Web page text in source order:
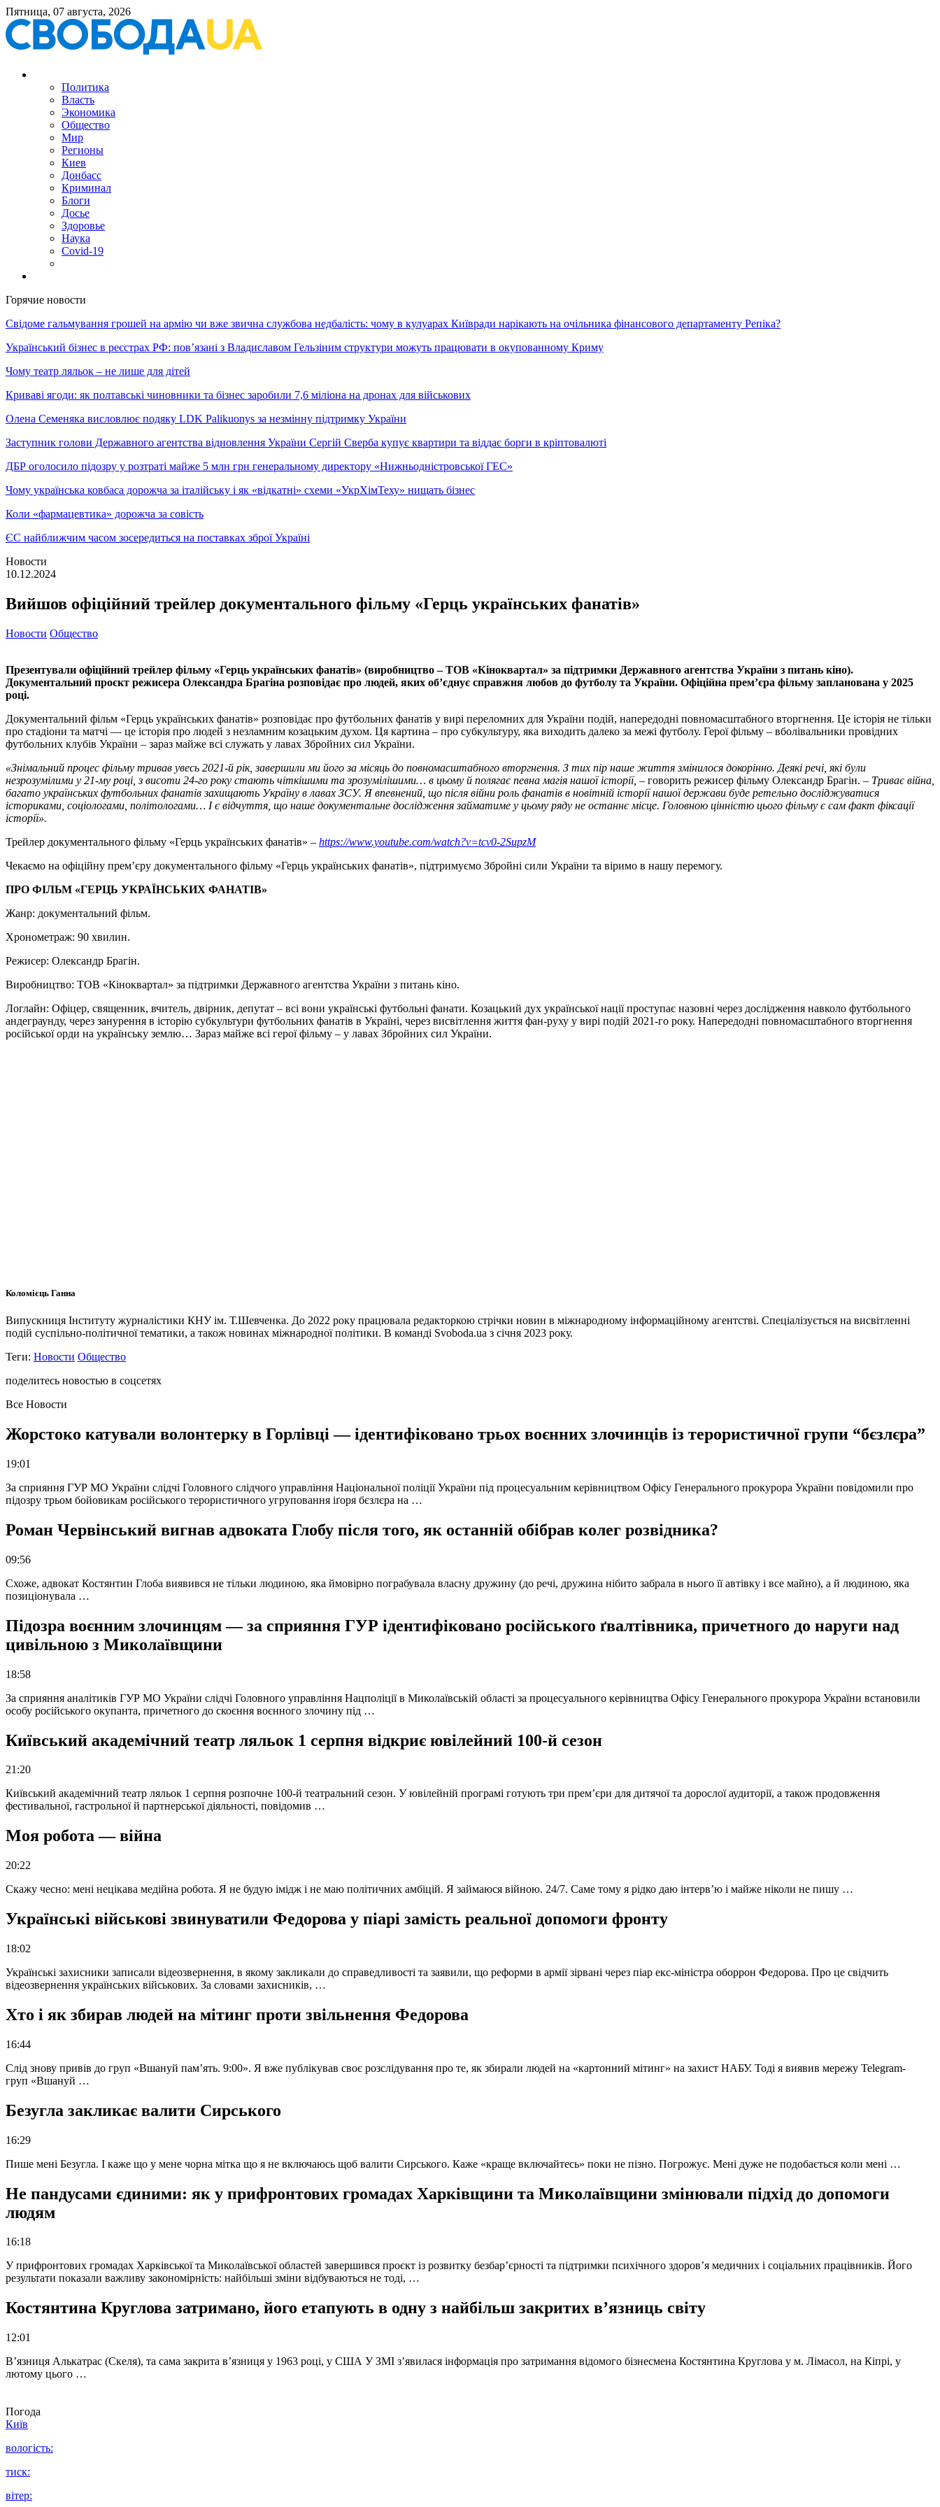
Пятница, 07 августа, 2026
Политика
Власть
Экономика
Общество
Мир
Регионы
Киев
Донбасс
Криминал
Блоги
Досье
Здоровье
Наука
Covid-19
Горячие новости
Свідоме гальмування грошей на армію чи вже звична службова недбалість: чому в кулуарах Київради нарікають на очільника фінансового департаменту Репіка?
Український бізнес в реєстрах РФ: пов’язані з Владиславом Гельзіним структури можуть працювати в окупованному Криму
Чому театр ляльок – не лише для дітей
Криваві ягоди: як полтавські чиновники та бізнес заробили 7,6 міліона на дронах для військових
Олена Семеняка висловлює подяку LDK Palikuonys за незмінну підтримку України
Заступник голови Державного агентства відновлення України Сергій Сверба купує квартири та віддає борги в кріптовалюті
ДБР оголосило підозру у розтраті майже 5 млн грн генеральному директору «Нижньодністровської ГЕС»
Чому українська ковбаса дорожча за італійську і як «відкатні» схеми «УкрХімТеху» нищать бізнес
Коли «фармацевтика» дорожча за совість
ЄС найближчим часом зосередиться на поставках зброї Україні
Новости
10.12.2024
Вийшов офіційний трейлер документального фільму «Герць українських фанатів»
Новости Общество
Презентували офіційний трейлер фільму «Герць українських фанатів» (виробництво – ТОВ «Кіноквартал» за підтримки Державного агентства України з питань кіно).
Документальний проєкт режисера Олександра Брагіна розповідає про людей, яких об’єднує справжня любов до футболу та України. Офіційна прем’єра фільму запланована у 2025
році.
Документальний фільм «Герць українських фанатів» розповідає про футбольних фанатів у вирі переломних для України подій, напередодні повномасштабного вторгнення. Це історія не тільки
про стадіони та матчі — це історія про людей з незламним козацьким духом. Ця картина – про субкультуру, яка виходить далеко за межі футболу. Герої фільму – вболівальники провідних
футбольних клубів України – зараз майже всі служать у лавах Збройних сил України.
«Знімальний процес фільму тривав увесь 2021-й рік, завершили ми його за місяць до повномасштабного вторгнення. З тих пір наше життя змінилося докорінно. Деякі речі, які були
незрозумілими у 21-му році, з висоти 24-го року стають чіткішими та зрозумілішими… в цьому й полягає певна магія нашої історії, – говорить режисер фільму Олександр Брагін. – Триває війна,
багато українських футбольних фанатів захищають Україну в лавах ЗСУ. Я впевнений, що після війни роль фанатів в новітній історії нашої держави буде ретельно досліджуватися
істориками, соціологами, політологами… І є відчуття, що наше документальне дослідження займатиме у цьому ряду не останнє місце. Головною цінністю цього фільму є сам факт фіксації
історії».
Трейлер документального фільму «Герць українських фанатів» – https://www.youtube.com/watch?v=tcv0-2SupzM
Чекаємо на офіційну прем’єру документального фільму «Герць українських фанатів», підтримуємо Збройні сили України та віримо в нашу перемогу.
ПРО ФІЛЬМ «ГЕРЦЬ УКРАЇНСЬКИХ ФАНАТІВ»
Жанр: документальний фільм.
Хронометраж: 90 хвилин.
Режисер: Олександр Брагін.
Виробництво: ТОВ «Кіноквартал» за підтримки Державного агентства України з питань кіно.
Логлайн: Офіцер, священник, вчитель, двірник, депутат – всі вони українські футбольні фанати. Козацький дух української нації проступає назовні через дослідження навколо футбольного
андеграунду, через занурення в історію субкультури футбольних фанатів в Україні, через висвітлення життя фан-руху у вирі подій 2021-го року. Напередодні повномасштабного вторгнення
російської орди на українську землю… Зараз майже всі герої фільму – у лавах Збройних сил України.
Коломієць Ганна
Випускниця Інституту журналістики КНУ ім. Т.Шевченка. До 2022 року працювала редакторкою стрічки новин в міжнародному інформаційному агентстві. Спеціалізується на висвітленні
подій суспільно-політичної тематики, а також новинах міжнародної політики. В команді Svoboda.ua з січня 2023 року.
Теги: Новости Общество
поделитесь новостью в соцсетях
Все Новости
Жорстоко катували волонтерку в Горлівці — ідентифіковано трьох воєнних злочинців із терористичної групи “бєзлєра”
19:01
За сприяння ГУР МО України слідчі Головного слідчого управління Національної поліції України під процесуальним керівництвом Офісу Генерального прокурора України повідомили про
підозру трьом бойовикам російського терористичного угруповання іґоря бєзлєра на …
Роман Червінський вигнав адвоката Глобу після того, як останній обібрав колег розвідника?
09:56
Схоже, адвокат Костянтин Глоба виявився не тільки людиною, яка ймовірно пограбувала власну дружину (до речі, дружина нібито забрала в нього її автівку і все майно), а й людиною, яка
позиціонувала …
Підозра воєнним злочинцям — за сприяння ГУР ідентифіковано російського ґвалтівника, причетного до наруги над
цивільною з Миколаївщини
18:58
За сприяння аналітиків ГУР МО України слідчі Головного управління Нацполіції в Миколаївській області за процесуального керівництва Офісу Генерального прокурора України встановили
особу російського окупанта, причетного до скоєння воєнного злочину під …
Київський академічний театр ляльок 1 серпня відкриє ювілейний 100-й сезон
21:20
Київський академічний театр ляльок 1 серпня розпочне 100-й театральний сезон. У ювілейній програмі готують три прем’єри для дитячої та дорослої аудиторії, а також продовження
фестивальної, гастрольної й партнерської діяльності, повідомив …
Моя робота — війна
20:22
Скажу чесно: мені нецікава медійна робота. Я не будую імідж і не маю політичних амбіцій. Я займаюся війною. 24/7. Саме тому я рідко даю інтерв’ю і майже ніколи не пишу …
Українські військові звинуватили Федорова у піарі замість реальної допомоги фронту
18:02
Українські захисники записали відеозвернення, в якому закликали до справедливості та заявили, що реформи в армії зірвані через піар екс-міністра оборрон Федорова. Про це свідчить
відеозвернення українських військових. За словами захисників, …
Хто і як збирав людей на мітинг проти звільнення Федорова
16:44
Слід знову привів до груп «Вшануй пам’ять. 9:00». Я вже публікував своє розслідування про те, як збирали людей на «картонний мітинг» на захист НАБУ. Тоді я виявив мережу Telegram-
груп «Вшануй …
Безугла закликає валити Сирського
16:29
Пише мені Безугла. І каже що у мене чорна мітка що я не включаюсь щоб валити Сирського. Каже «краще включайтесь» поки не пізно. Погрожує. Мені дуже не подобається коли мені …
Не пандусами єдиними: як у прифронтових громадах Харківщини та Миколаївщини змінювали підхід до допомоги
людям
16:18
У прифронтових громадах Харківської та Миколаївської областей завершився проєкт із розвитку безбар’єрності та підтримки психічного здоров’я медичних і соціальних працівників. Його
результати показали важливу закономірність: найбільші зміни відбуваються не тоді, …
Костянтина Круглова затримано, його етапують в одну з найбільш закритих в’язниць світу
12:01
В’язниця Алькатрас (Скеля), та сама закрита в’язниця у 1963 році, у США У ЗМІ з’явилася інформація про затримання відомого бізнесмена Костянтина Круглова у м. Лімасол, на Кіпрі, у
лютому цього …
Погода
Київ
вологість:
тиск:
вітер: